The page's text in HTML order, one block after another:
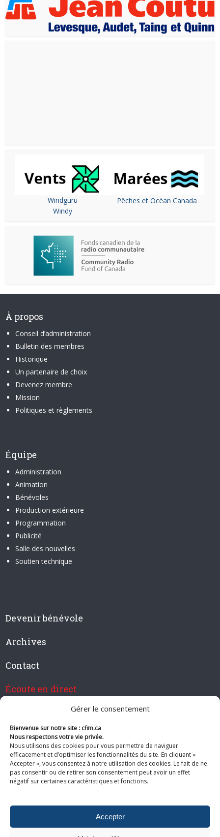
Gérer le consentement
Bienvenue sur notre site : cfim.ca
Nous respectons votre vie privée.
Nous utilisons des cookies pour vous permettre de naviguer
efficacement et d’optimiser les fonctionnalités du site. En cliquant «
Accepter », vous consentez à notre utilisation des cookies. Le fait de ne
pas consentir ou de retirer son consentement peut avoir un effet
négatif sur certaines caractéristiques et fonctions.
Accepter
Windguru
Windy
Pêches et Océan Canada
À propos
Conseil d’administration
Bulletin des membres
Historique
Un partenaire de choix
Devenez membre
Mission
Politiques et règlements
Équipe
Administration
Animation
Bénévoles
Production extérieure
Programmation
Publicité
Salle des nouvelles
Soutien technique
Devenir bénévole
Archives
Contact
Écoute en direct
Devenir membre de CFIM
Suivez-nous